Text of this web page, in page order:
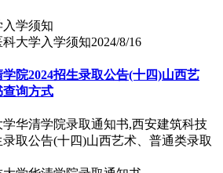
科大学入学须知2024/8/16
院2024招生录取公告(十四)山西艺
查询方式
学华清学院录取通知书,西安建筑科技
取公告(十四)山西艺术、普通类录取